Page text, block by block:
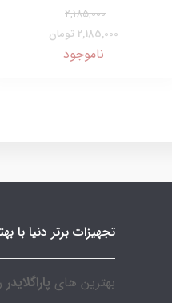
2,185,000
2,185,000 تومان
ناموجود
تجهیزات برتر دنیا با
بهترین های پاراگلایدر